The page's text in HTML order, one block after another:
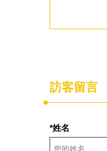
訪客留言
*姓名